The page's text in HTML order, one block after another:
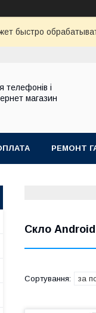
быстро
телефонів і
магазин
РЕМОНТ
Скло Android